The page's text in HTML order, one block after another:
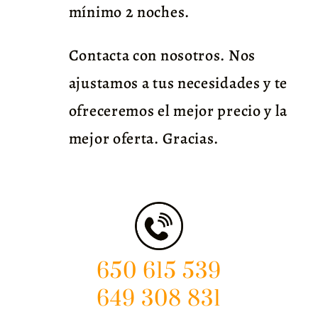
mínimo 2 noches.
Contacta con nosotros. Nos
ajustamos a tus necesidades y te
ofreceremos el mejor precio y la
mejor oferta. Gracias.
650 615 539
649 308 831